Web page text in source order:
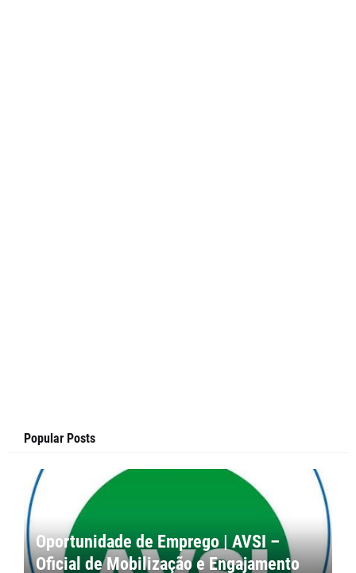
Popular Posts
Oportunidade de Emprego | AVSI –
Oficial de Mobilização e Engajamento